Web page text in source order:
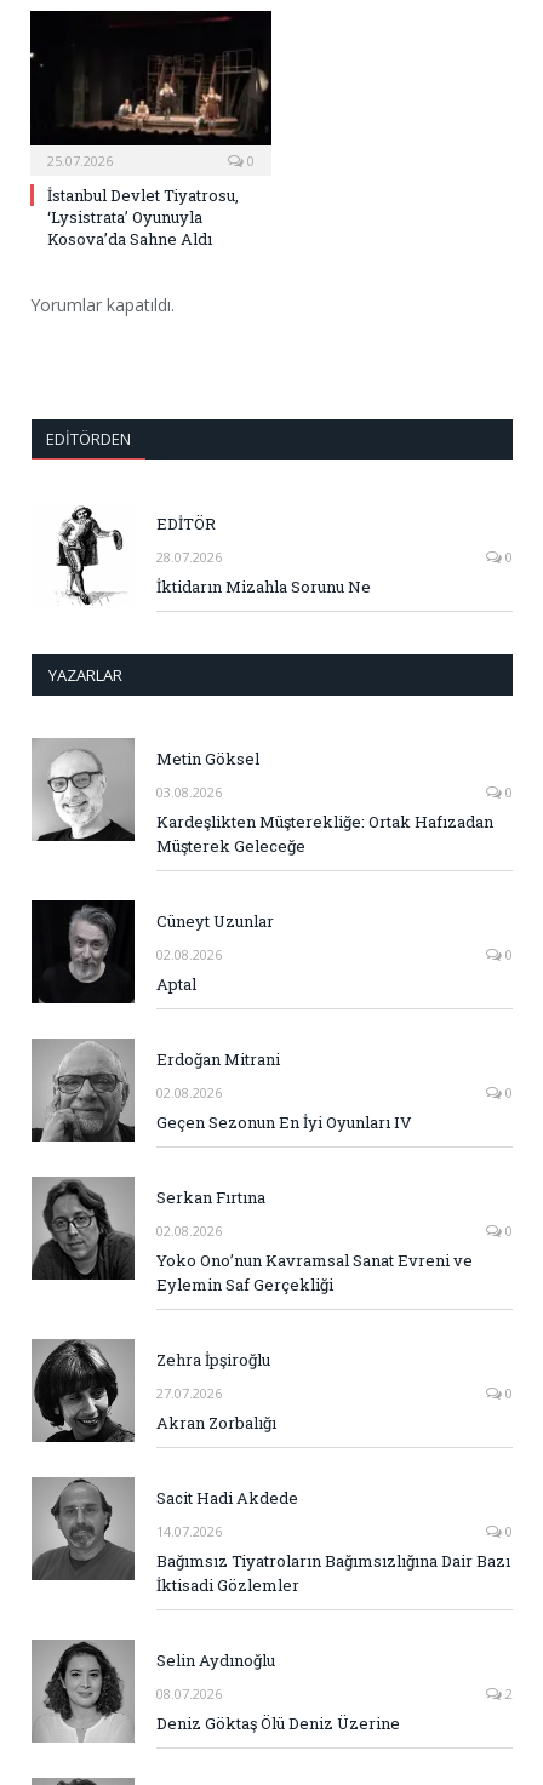
25.07.2026 0
İstanbul Devlet Tiyatrosu,
‘Lysistrata’ Oyunuyla
Kosova’da Sahne Aldı
Yorumlar kapatıldı.
EDITÖRDEN
EDİTÖR
28.07.2026 0
İktidarın Mizahla Sorunu Ne
YAZARLAR
Metin Göksel
03.08.2026 0
Kardeşlikten Müşterekliğe: Ortak Hafızadan
Müşterek Geleceğe
Cüneyt Uzunlar
02.08.2026 0
Aptal
Erdoğan Mitrani
02.08.2026 0
Geçen Sezonun En İyi Oyunları IV
Serkan Fırtına
02.08.2026 0
Yoko Ono’nun Kavramsal Sanat Evreni ve
Eylemin Saf Gerçekliği
Zehra İpşiroğlu
27.07.2026 0
Akran Zorbalığı
Sacit Hadi Akdede
14.07.2026 0
Bağımsız Tiyatroların Bağımsızlığına Dair Bazı
İktisadi Gözlemler
Selin Aydınoğlu
08.07.2026 2
Deniz Göktaş Ölü Deniz Üzerine